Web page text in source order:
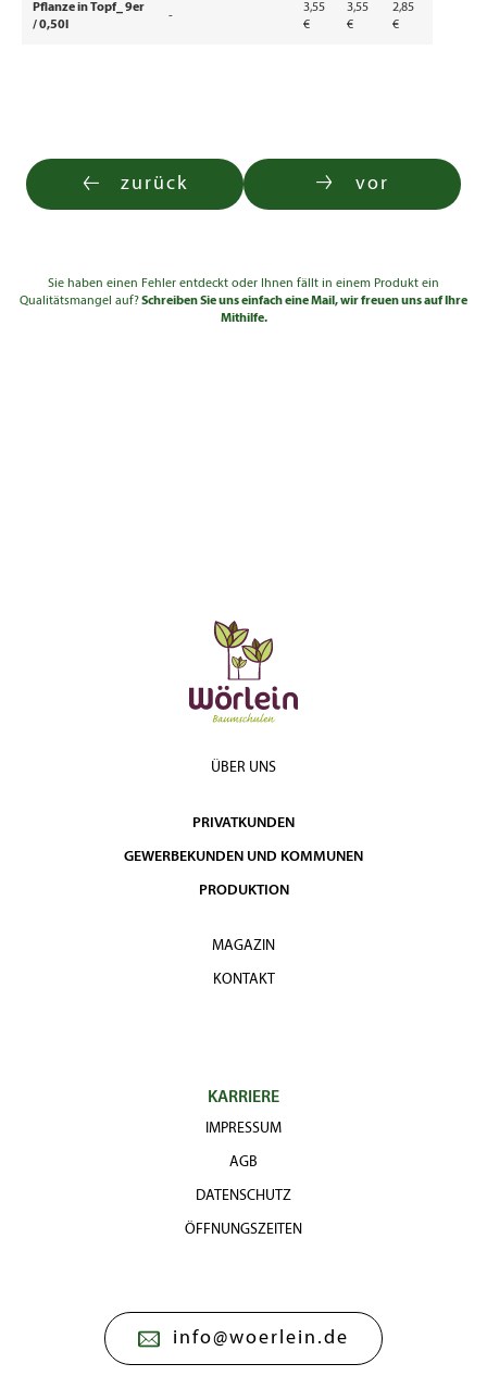
Pflanze in Topf_ 9er
/ 0,50l
-
3,55
€
3,55
€
2,85
€
zurück vor
Sie haben einen Fehler entdeckt oder Ihnen fällt in einem Produkt ein
Qualitätsmangel auf?Schreiben Sie uns einfach eine Mail, wir freuen uns auf Ihre
Mithilfe.
ÜBER UNS
PRIVATKUNDEN
GEWERBEKUNDEN UND KOMMUNEN
PRODUKTION
MAGAZIN
KONTAKT
KARRIERE
IMPRESSUM
AGB
DATENSCHUTZ
ÖFFNUNGSZEITEN
info@woerlein.de